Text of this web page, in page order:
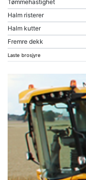
Tømmehastighet
Halm risterer
Halm kutter
Fremre dekk
Laste brosjyre